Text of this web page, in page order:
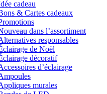
cadeau
& Cartes cadeaux
dans l’assortiment
responsables
de Noël
décoratif
d’éclairage
murales